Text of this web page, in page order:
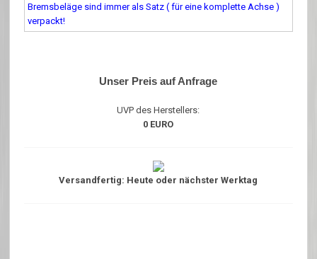
Bremsbeläge sind immer als Satz ( für eine komplette Achse )
verpackt!
Unser Preis auf Anfrage
UVP des Herstellers:
0 EURO
Versandfertig: Heute oder nächster Werktag